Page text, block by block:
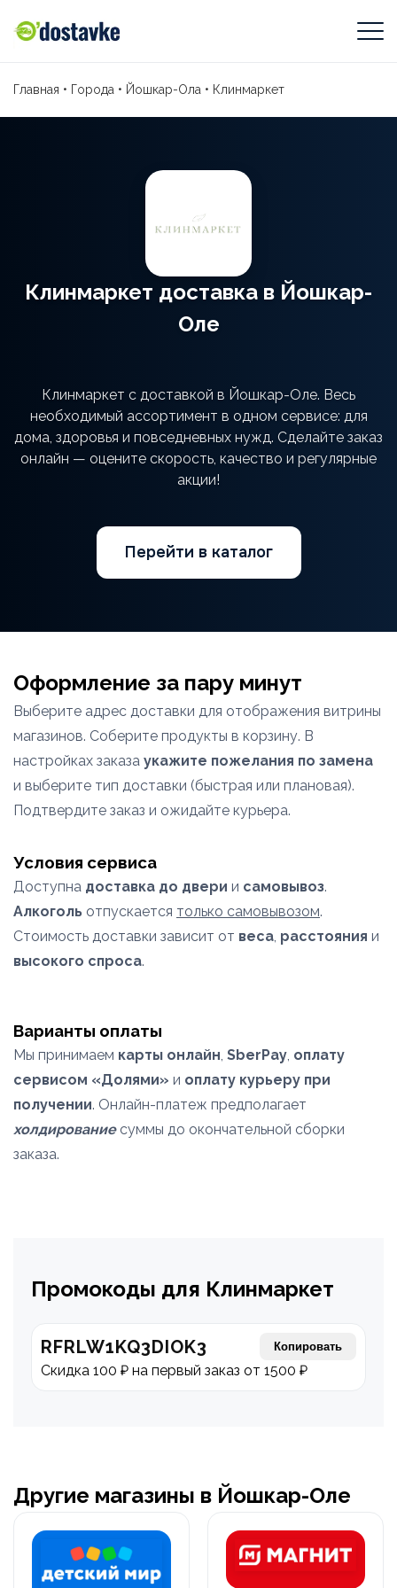
Главная • Города • Йошкар-Ола • Клинмаркет
Клинмаркет доставка в Йошкар-
Оле
Клинмаркет с доставкой в Йошкар-Оле. Весь
необходимый ассортимент в одном сервисе: для
дома, здоровья и повседневных нужд. Сделайте заказ
онлайн — оцените скорость, качество и регулярные
акции!
Перейти в каталог
Оформление за пару минут
Выберите адрес доставки для отображения витрины
магазинов. Соберите продукты в корзину. В
настройках заказа укажите пожелания по замена
и выберите тип доставки (быстрая или плановая).
Подтвердите заказ и ожидайте курьера.
Условия сервиса
Доступна доставка до двери и самовывоз.
Алкоголь отпускается только самовывозом.
Стоимость доставки зависит от веса, расстояния и
высокого спроса.
Варианты оплаты
Мы принимаем карты онлайн, SberPay, оплату
сервисом «Долями» и оплату курьеру при
получении. Онлайн-платеж предполагает
холдированиесуммы до окончательной сборки
заказа.
Промокоды для Клинмаркет
RFRLW1KQ3DIOK3 Копировать
Скидка 100 ₽ на первый заказ от 1500 ₽
Другие магазины в Йошкар-Оле